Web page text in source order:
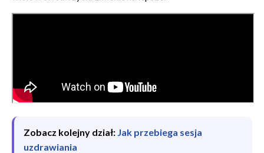
Zobacz kolejny dział: Jak przebiega sesja
uzdrawiania